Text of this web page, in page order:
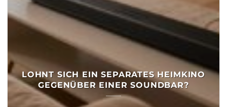
LOHNT SICH EIN SEPARATES HEIMKINO
GEGENÜBER EINER SOUNDBAR?